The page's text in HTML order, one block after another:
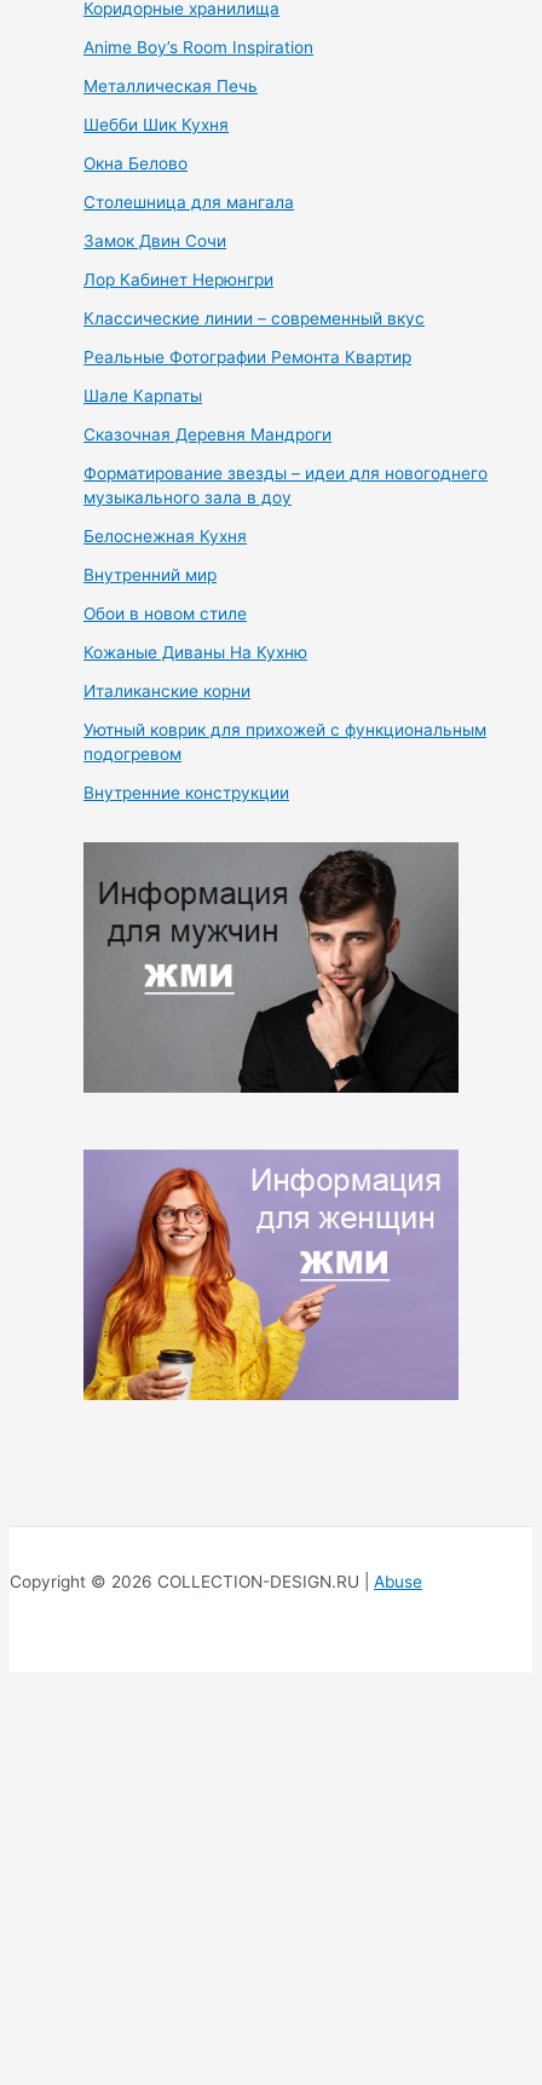
Коридорные хранилища
Anime Boy’s Room Inspiration
Металлическая Печь
Шебби Шик Кухня
Окна Белово
Столешница для мангала
Замок Двин Сочи
Лор Кабинет Нерюнгри
Классические линии – современный вкус
Реальные Фотографии Ремонта Квартир
Шале Карпаты
Сказочная Деревня Мандроги
Форматирование звезды – идеи для новогоднего
музыкального зала в доу
Белоснежная Кухня
Внутренний мир
Обои в новом стиле
Кожаные Диваны На Кухню
Италиканские корни
Уютный коврик для прихожей с функциональным
подогревом
Внутренние конструкции
Copyright © 2026 COLLECTION-DESIGN.RU | Abuse